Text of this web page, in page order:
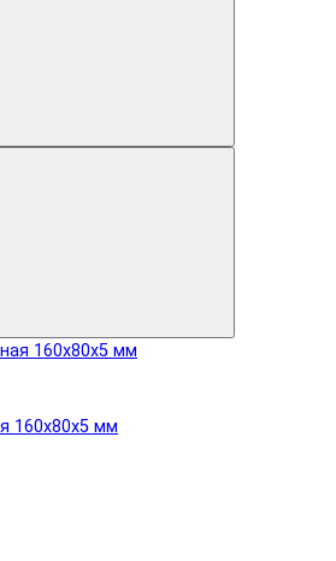
160x80х5 мм